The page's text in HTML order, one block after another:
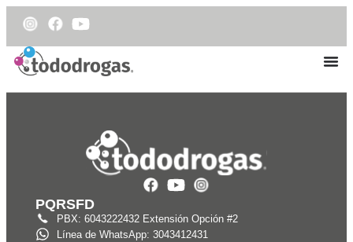
PQRSFD
PBX: 6043222432 Extensión Opción #2
Línea de WhatsApp: 3043412431